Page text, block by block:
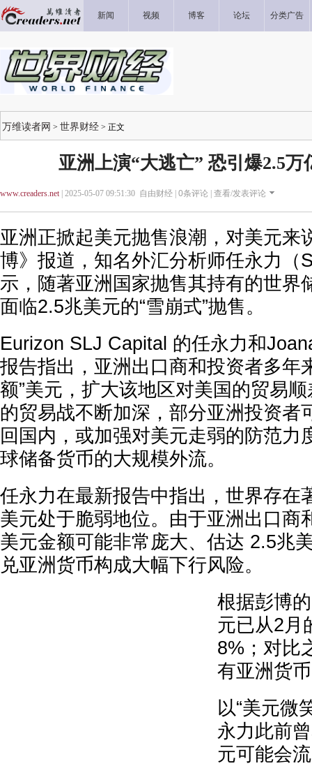
新闻 视频 博客 论坛 分类广告
万维读者网 > 世界财经 > 正文
亚洲上演“大逃亡” 恐引爆2.5
www.creaders.net| 2025-05-07 09:51:30 自由财经 | 0条评论 | 查看/发表评论
亚洲正掀起美元抛售浪潮，对美元来
博》报道，知名外汇分析师任永力（
示，随著亚洲国家抛售其持有的世界
面临2.5兆美元的“雪崩式”抛售。
Eurizon SLJ Capital 的任永力和
报告指出，亚洲出口商和投资者多年
额”美元，扩大该地区对美国的贸易
的贸易战不断加深，部分亚洲投资者
回国内，或加强对美元走弱的防范力
球储备货币的大规模外流。
任永力在最新报告中指出，世界存在
美元处于脆弱地位。由于亚洲出口商
美元金额可能非常庞大、估达 2.5兆
兑亚洲货币构成大幅下行风险。
根据彭博
元已从2月
8%；对比
有亚洲货
以“美元微
永力此前
元可能会